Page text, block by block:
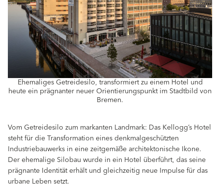
Ehemaliges Getreidesilo, transformiert zu einem Hotel und
heute ein prägnanter neuer Orientierungspunkt im Stadtbild von
Bremen.
Vom Getreidesilo zum markanten Landmark: Das Kellogg’s Hotel
steht für die Transformation eines denkmalgeschützten
Industriebauwerks in eine zeitgemäße architektonische Ikone.
Der ehemalige Silobau wurde in ein Hotel überführt, das seine
prägnante Identität erhält und gleichzeitig neue Impulse für das
urbane Leben setzt.